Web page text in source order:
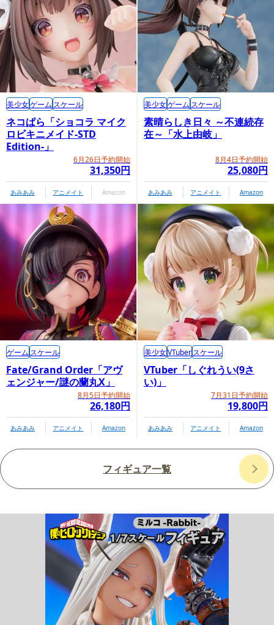
ネコぱら「ショコラ マイク
ロビキニメイド-STD
Edition-」
6月26日予約開始
31,350円
美少女ゲーム スケール
あみあみ アニメイト Amazon
素晴らしき日々 ～不連続存
在～「水上由岐」
8月4日予約開始
25,080円
美少女ゲーム スケール
あみあみ アニメイト Amazon
Fate/Grand Order「アヴ
ェンジャー/謎の蘭丸X」
8月5日予約開始
26,180円
ゲーム スケール
あみあみ アニメイト Amazon
VTuber「しぐれうい(9さ
い)」
7月31日予約開始
19,800円
美少女VTuberスケール
あみあみ アニメイト Amazon
フィギュア一覧